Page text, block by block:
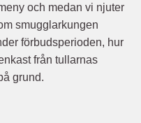
och medan vi njuter
smugglarkungen
förbudsperioden, hur
från tullarnas
grund.